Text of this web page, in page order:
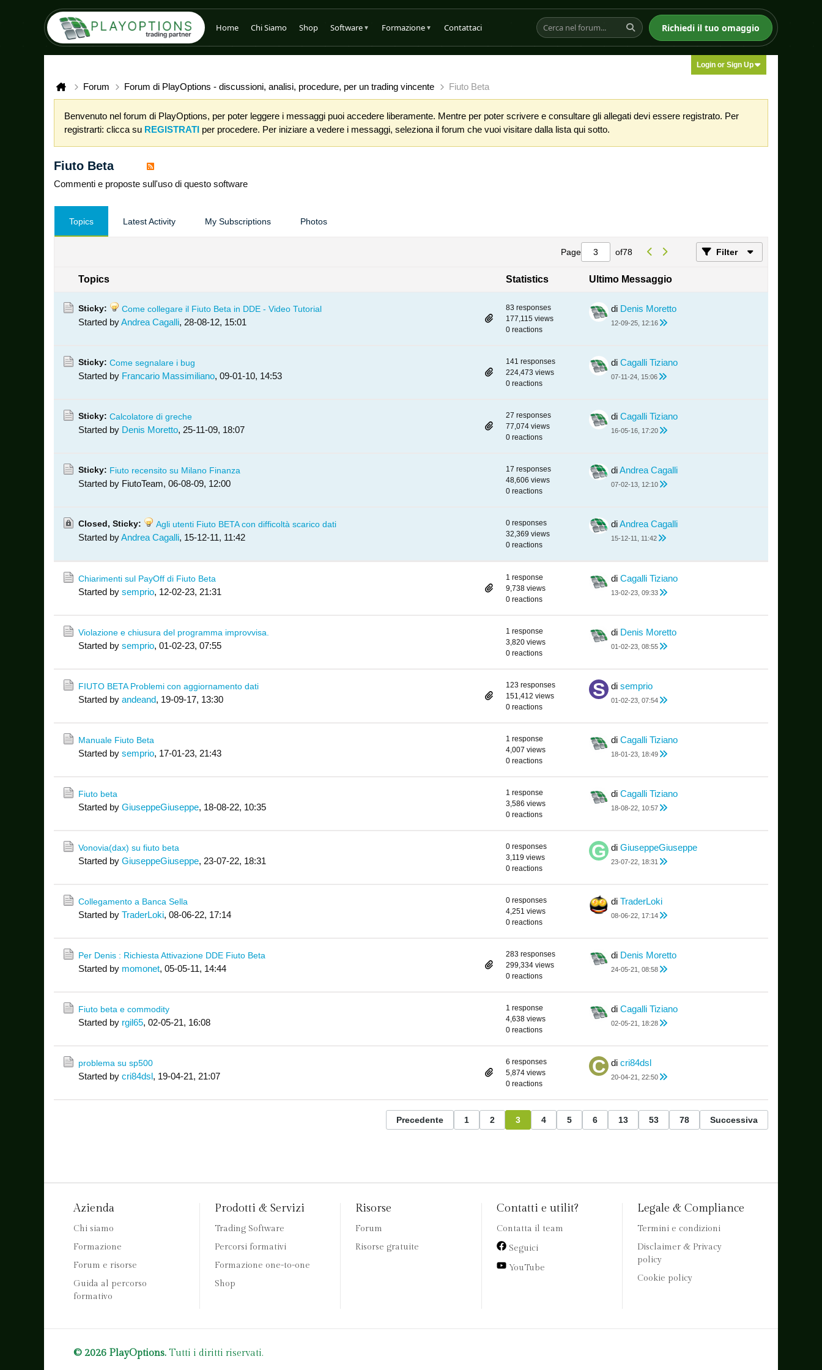
Home Chi Siamo Shop Software ▼ Formazione ▼ Contattaci Richiedi il tuo omaggio
Login or Sign Up
Forum Forum di PlayOptions - discussioni, analisi, procedure, per un trading vincente Fiuto Beta
Benvenuto nel forum di PlayOptions, per poter leggere i messaggi puoi accedere liberamente. Mentre per poter scrivere e consultare gli allegati devi essere registrato. Per
registrarti: clicca su REGISTRATI per procedere. Per iniziare a vedere i messaggi, seleziona il forum che vuoi visitare dalla lista qui sotto.
Fiuto Beta
Commenti e proposte sull'uso di questo software
Topics Latest Activity My Subscriptions Photos
Page of78 Filter
Topics Statistics Ultimo Messaggio
Sticky: Come collegare il Fiuto Beta in DDE - Video Tutorial
Started byAndrea Cagalli, 28-08-12, 15:01
83 responses
177,115 views
0 reactions
di Denis Moretto
12-09-25, 12:16
Sticky: Come segnalare i bug
Started by Francario Massimiliano, 09-01-10, 14:53
141 responses
224,473 views
0 reactions
di Cagalli Tiziano
07-11-24, 15:06
Sticky: Calcolatore di greche
Started by Denis Moretto, 25-11-09, 18:07
27 responses
77,074 views
0 reactions
di Cagalli Tiziano
16-05-16, 17:20
Sticky: Fiuto recensito su Milano Finanza
Started by FiutoTeam, 06-08-09, 12:00
17 responses
48,606 views
0 reactions
diAndrea Cagalli
07-02-13, 12:10
Closed, Sticky: Agli utenti Fiuto BETA con difficoltà scarico dati
Started byAndrea Cagalli, 15-12-11, 11:42
0 responses
32,369 views
0 reactions
diAndrea Cagalli
15-12-11, 11:42
Chiarimenti sul PayOff di Fiuto Beta
Started by semprio, 12-02-23, 21:31
1 response
9,738 views
0 reactions
di Cagalli Tiziano
13-02-23, 09:33
Violazione e chiusura del programma improvvisa.
Started by semprio, 01-02-23, 07:55
1 response
3,820 views
0 reactions
di Denis Moretto
01-02-23, 08:55
FIUTO BETA Problemi con aggiornamento dati
Started by andeand, 19-09-17, 13:30
123 responses
151,412 views
0 reactions
di semprio
01-02-23, 07:54
Manuale Fiuto Beta
Started by semprio, 17-01-23, 21:43
1 response
4,007 views
0 reactions
di Cagalli Tiziano
18-01-23, 18:49
Fiuto beta
Started by GiuseppeGiuseppe, 18-08-22, 10:35
1 response
3,586 views
0 reactions
di Cagalli Tiziano
18-08-22, 10:57
Vonovia(dax) su fiuto beta
Started by GiuseppeGiuseppe, 23-07-22, 18:31
0 responses
3,119 views
0 reactions
di GiuseppeGiuseppe
23-07-22, 18:31
Collegamento a Banca Sella
Started by TraderLoki, 08-06-22, 17:14
0 responses
4,251 views
0 reactions
di TraderLoki
08-06-22, 17:14
Per Denis : Richiesta Attivazione DDE Fiuto Beta
Started by momonet, 05-05-11, 14:44
283 responses
299,334 views
0 reactions
di Denis Moretto
24-05-21, 08:58
Fiuto beta e commodity
Started by rgil65, 02-05-21, 16:08
1 response
4,638 views
0 reactions
di Cagalli Tiziano
02-05-21, 18:28
problema su sp500
Started by cri84dsl, 19-04-21, 21:07
6 responses
5,874 views
0 reactions
di cri84dsl
20-04-21, 22:50
Precedente 1 2 3 4 5 6 13 53 78 Successiva
Azienda
Chi siamo
Formazione
Forum e risorse
Guida al percorso
formativo
Prodotti & Servizi
Trading Software
Percorsi formativi
Formazione one-to-one
Shop
Risorse
Forum
Risorse gratuite
Contatti e utilit?
Contatta il team
Seguici
YouTube
Legale & Compliance
Termini e condizioni
Disclaimer & Privacy
policy
Cookie policy
© 2026 PlayOptions. Tutti i diritti riservati.